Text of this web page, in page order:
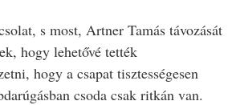
s most, Artner Tamás távozását
hogy lehetővé tették
hogy a csapat tisztességesen
csoda csak ritkán van.